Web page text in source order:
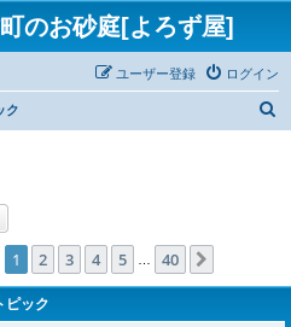
のお砂庭[よろず屋]
ログイン
ユーザー登録
ク
ページ1 ／
1 2 3 4 5 40
ピック